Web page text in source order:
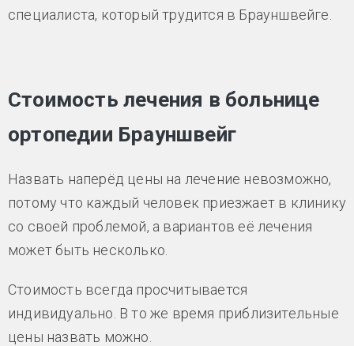
специалиста, который трудится в Брауншвейге.
Стоимость лечения в больнице
ортопедии Брауншвейг
Назвать наперёд цены на лечение невозможно,
потому что каждый человек приезжает в клинику
со своей проблемой, а вариантов её лечения
может быть несколько.
Стоимость всегда просчитывается
индивидуально. В то же время приблизительные
цены назвать можно.